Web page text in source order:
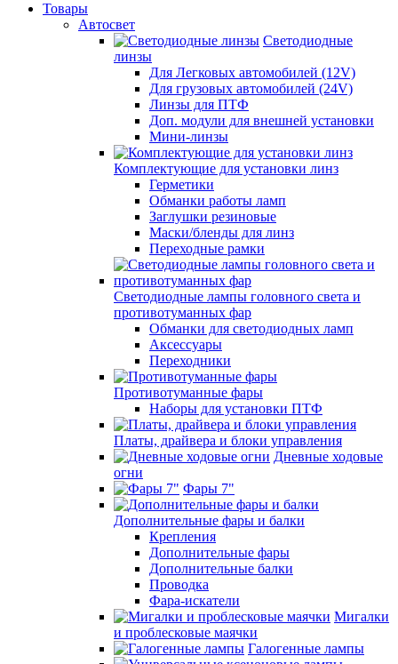
Товары
Автосвет
Светодиодные
линзы
Для Легковых автомобилей (12V)
Для грузовых автомобилей (24V)
Линзы для ПТФ
Доп. модули для внешней установки
Мини-линзы
Комплектующие для установки линз
Герметики
Обманки работы ламп
Заглушки резиновые
Маски/бленды для линз
Переходные рамки
Светодиодные лампы головного света и
противотуманных фар
Обманки для светодиодных ламп
Аксессуары
Переходники
Противотуманные фары
Наборы для установки ПТФ
Платы, драйвера и блоки управления
Дневные ходовые
огни
Фары 7"
Дополнительные фары и балки
Крепления
Дополнительные фары
Дополнительные балки
Проводка
Фара-искатели
Мигалки
и проблесковые маячки
Галогенные лампы